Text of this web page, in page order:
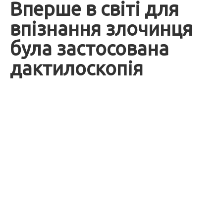
Вперше в світі для
впізнання злочинця
була застосована
дактилоскопія